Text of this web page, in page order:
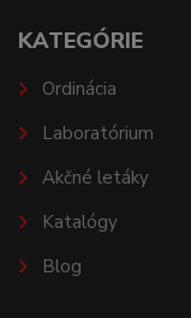
KATEGÓRIE
Ordinácia
Laboratórium
Akčné letáky
Katalógy
Blog